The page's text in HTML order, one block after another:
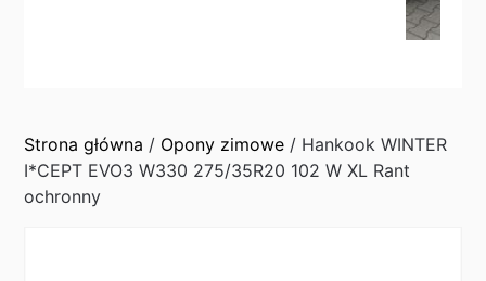
Strona główna / Opony zimowe / Hankook WINTER
I*CEPT EVO3 W330 275/35R20 102 W XL Rant
ochronny